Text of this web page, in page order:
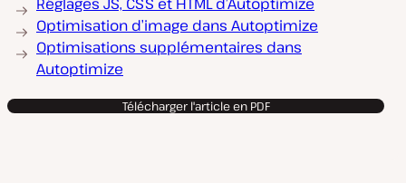
Optimisation d’image dans Autoptimize
Optimisations supplémentaires dans
Autoptimize
Télécharger l'article en PDF